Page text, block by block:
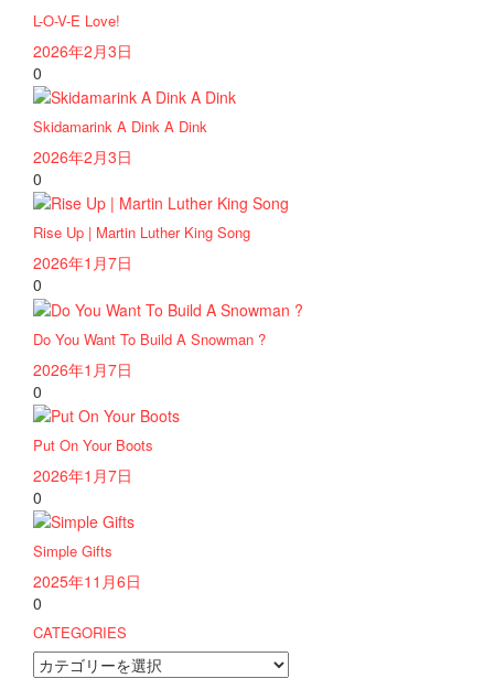
L-O-V-E Love!
2026年2月3日
0
Skidamarink A Dink A Dink
2026年2月3日
0
Rise Up | Martin Luther King Song
2026年1月7日
0
Do You Want To Build A Snowman ?
2026年1月7日
0
Put On Your Boots
2026年1月7日
0
Simple Gifts
2025年11月6日
0
CATEGORIES
CATEGORIES